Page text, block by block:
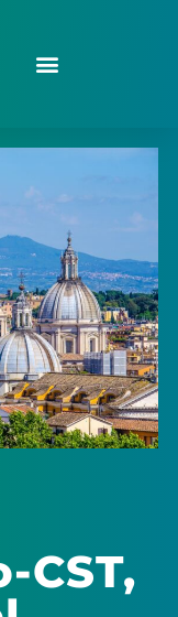
CST,